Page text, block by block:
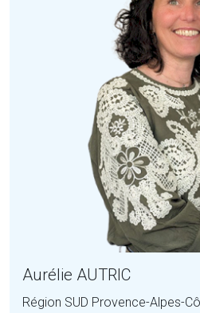
Aurélie AUTRIC
Région SUD Provence-Alpes-